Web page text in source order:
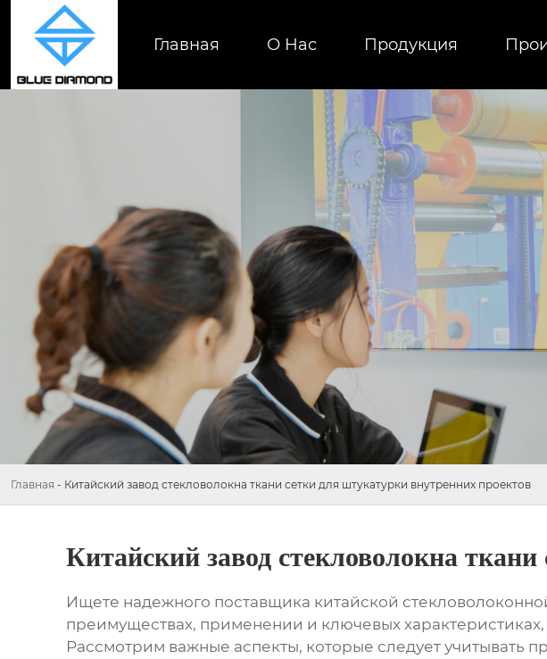
Главная О Нас Продукция
Главная - Китайский завод стекловолокна ткани сетки для штукатурки внутренних проектов
Китайский завод стекловолокна
Ищете надежного поставщика китайской
преимуществах, применении и ключевых
Рассмотрим важные аспекты, которые следует учитывать